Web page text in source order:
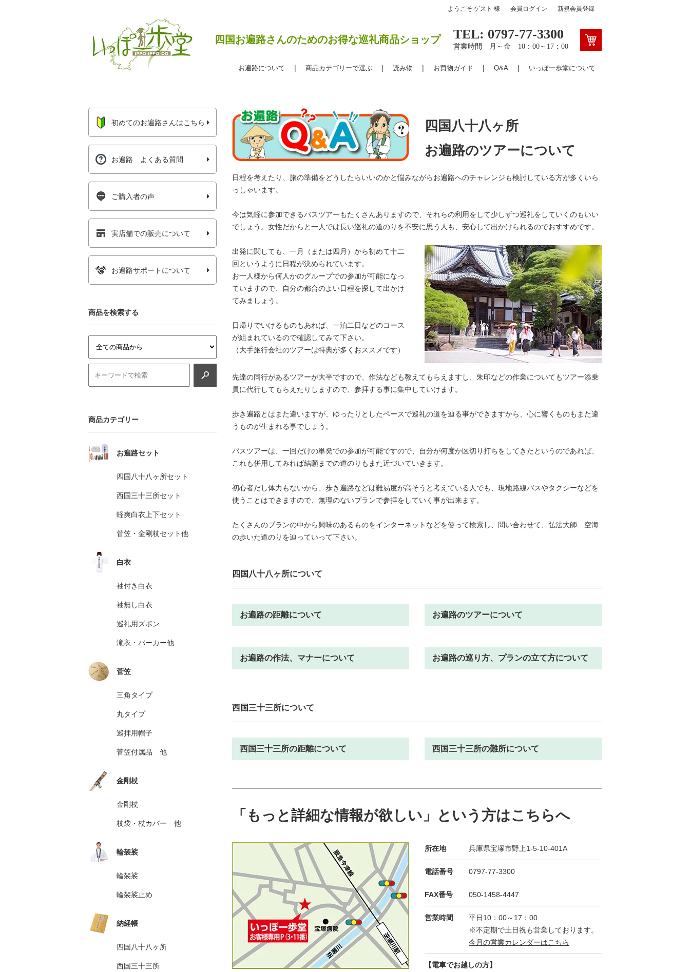
ようこそ ゲスト 様 会員ログイン 新規会員登録
四国お遍路さんのためのお得な巡礼商品ショップ TEL: 0797-77-3300
営業時間 月～金 10：00～17：00
お遍路について 商品カテゴリーで選ぶ 読み物 お買物ガイド Q&A いっぽ一歩堂について
四国八十八ヶ所
お遍路のツアーについて
日程を考えたり、旅の準備をどうしたらいいのかと悩みながらお遍路へのチャレンジも検討している方が多くいら
っしゃいます。
今は気軽に参加できるバスツアーもたくさんありますので、それらの利用をして少しずつ巡礼をしていくのもいい
でしょう。女性だからと一人では長い巡礼の道のりを不安に思う人も、安心して出かけられるのでおすすめです。
出発に関しても、一月（または四月）から初めて十二
回というように日程が決められています。
お一人様から何人かのグループでの参加が可能になっ
ていますので、自分の都合のよい日程を探して出かけ
てみましょう。
日帰りでいけるものもあれば、一泊二日などのコース
が組まれているので確認してみて下さい。
（大手旅行会社のツアーは特典が多くおススメです）
先達の同行があるツアーが大半ですので、作法なども教えてもらえますし、朱印などの作業についてもツアー添乗
員に代行してもらえたりしますので、参拝する事に集中していけます。
歩き遍路とはまた違いますが、ゆったりとしたペースで巡礼の道を辿る事ができますから、心に響くものもまた違
うものが生まれる事でしょう。
バスツアーは、一回だけの単発での参加が可能ですので、自分が何度か区切り打ちをしてきたというのであれば、
これも併用してみれば結願までの道のりもまた近づいていきます。
初心者だし体力もないから、歩き遍路などは難易度が高そうと考えている人でも、現地路線バスやタクシーなどを
使うことはできますので、無理のないプランで参拝をしていく事が出来ます。
たくさんのプランの中から興味のあるものをインターネットなどを使って検索し、問い合わせて、弘法大師 空海
の歩いた道のりを辿っていって下さい。
四国八十八ヶ所について
お遍路の距離について お遍路のツアーについて
お遍路の作法、マナーについて お遍路の巡り方、プランの立て方について
西国三十三所について
西国三十三所の距離について 西国三十三所の難所について
「もっと詳細な情報が欲しい」という方はこちらへ
所在地 兵庫県宝塚市野上1-5-10-401A
電話番号 0797-77-3300
FAX番号 050-1458-4447
営業時間
平日10：00～17：00
※不定期で土日祝も営業しております。
今月の営業カレンダーはこちら
【電車でお越しの方】
初めてのお遍路さんはこちら
お遍路 よくある質問
ご購入者の声
実店舗での販売について
お遍路サポートについて
商品を検索する
商品カテゴリー
お遍路セット
四国八十八ヶ所セット
西国三十三所セット
軽爽白衣上下セット
菅笠・金剛杖セット他
白衣
袖付き白衣
袖無し白衣
巡礼用ズボン
滝衣・パーカー他
菅笠
三角タイプ
丸タイプ
巡拝用帽子
菅笠付属品 他
金剛杖
金剛杖
杖袋・杖カバー 他
輪袈裟
輪袈裟
輪袈裟止め
納経帳
四国八十八ヶ所
西国三十三所